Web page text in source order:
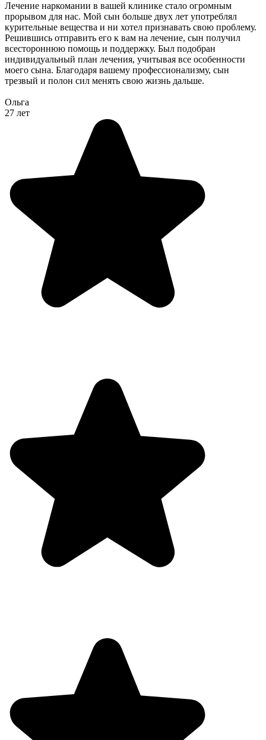
Лечение наркомании в вашей клинике стало огромным
прорывом для нас. Мой сын больше двух лет употреблял
курительные вещества и ни хотел признавать свою проблему.
Решившись отправить его к вам на лечение, сын получил
всестороннюю помощь и поддержку. Был подобран
индивидуальный план лечения, учитывая все особенности
моего сына. Благодаря вашему профессионализму, сын
трезвый и полон сил менять свою жизнь дальше.
Ольга
27 лет